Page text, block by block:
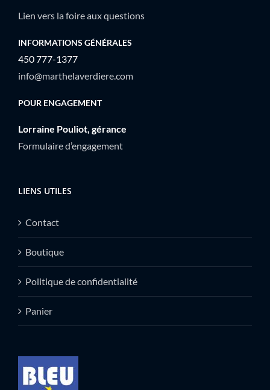
Lien vers la foire aux questions
INFORMATIONS GÉNÉRALES
450 777-1377
info@marthelaverdiere.com
POUR ENGAGEMENT
Lorraine Pouliot, gérance
Formulaire d’engagement
LIENS UTILES
Contact
Boutique
Politique de confidentialité
Panier